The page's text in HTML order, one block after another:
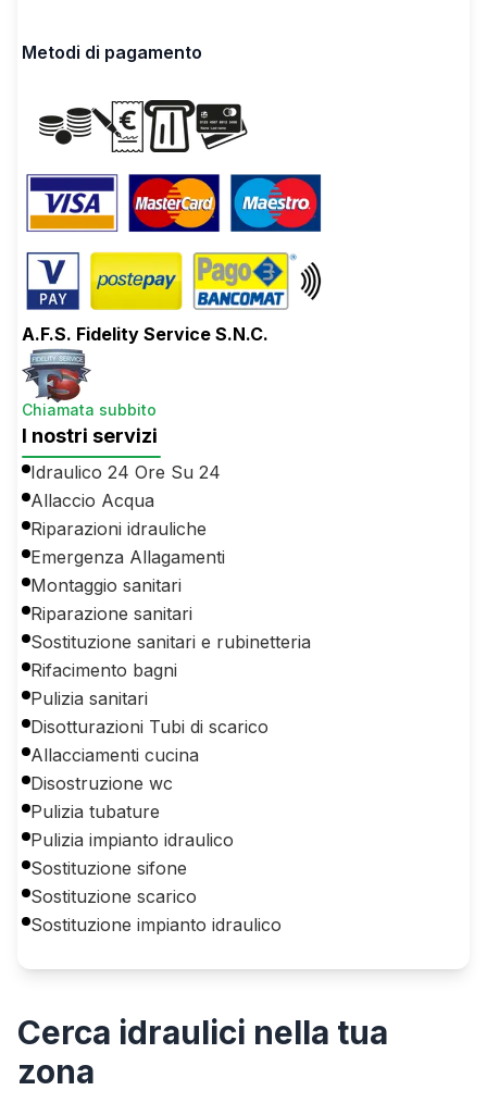
Metodi di pagamento
A.F.S. Fidelity Service S.N.C.
Chiamata subbito
I nostri servizi
Idraulico 24 Ore Su 24
Allaccio Acqua
Riparazioni idrauliche
Emergenza Allagamenti
Montaggio sanitari
Riparazione sanitari
Sostituzione sanitari e rubinetteria
Rifacimento bagni
Pulizia sanitari
Disotturazioni Tubi di scarico
Allacciamenti cucina
Disostruzione wc
Pulizia tubature
Pulizia impianto idraulico
Sostituzione sifone
Sostituzione scarico
Sostituzione impianto idraulico
Cerca idraulici nella tua
zona